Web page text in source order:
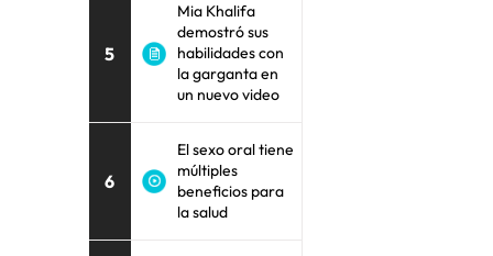
5
Mia Khalifa
demostró sus
habilidades con
la garganta en
un nuevo video
6
El sexo oral tiene
múltiples
beneficios para
la salud